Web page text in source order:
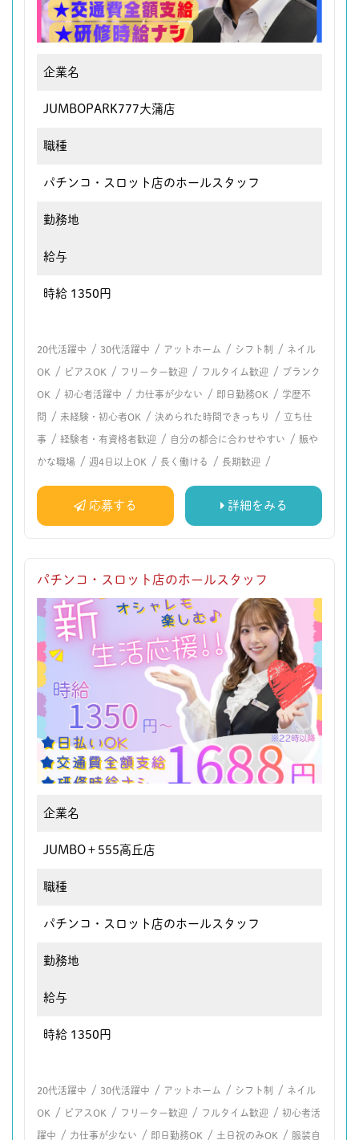
企業名
JUMBOPARK777大蒲店
職種
パチンコ・スロット店のホールスタッフ
勤務地
給与
時給 1350円
20代活躍中 / 30代活躍中 / アットホーム / シフト制 / ネイル
OK / ピアスOK / フリーター歓迎 / フルタイム歓迎 / ブランク
OK / 初心者活躍中 / 力仕事が少ない / 即日勤務OK / 学歴不
問 / 未経験・初心者OK / 決められた時間できっちり / 立ち仕
事 / 経験者・有資格者歓迎 / 自分の都合に合わせやすい / 賑や
かな職場 / 週4日以上OK / 長く働ける / 長期歓迎 /
応募する 詳細をみる
パチンコ・スロット店のホールスタッフ
企業名
JUMBO＋555高丘店
職種
パチンコ・スロット店のホールスタッフ
勤務地
給与
時給 1350円
20代活躍中 / 30代活躍中 / アットホーム / シフト制 / ネイル
OK / ピアスOK / フリーター歓迎 / フルタイム歓迎 / 初心者活
躍中 / 力仕事が少ない / 即日勤務OK / 土日祝のみOK / 服装自